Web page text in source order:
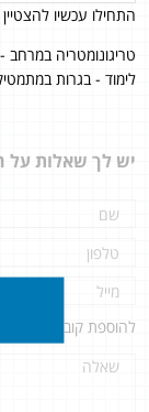
התחילו עכשיו
לימוד - בגרות
יש לך שאלות על
להוספת קובץ